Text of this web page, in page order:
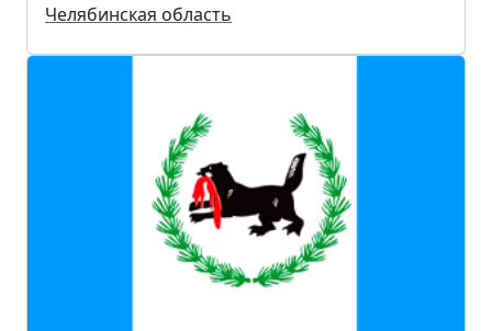
Челябинская область